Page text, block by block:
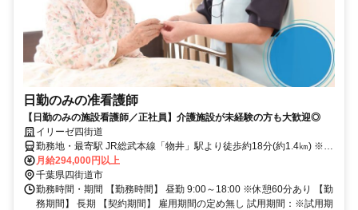
日勤のみの准看護師
【日勤のみの施設看護師／正社員】介護施設が未経験の方も大歓迎◎
イリーゼ四街道
勤務地・最寄駅 JR総武本線「物井」駅より徒歩約18分(約1.4㎞) ※車
通勤OK
月給294,000円以上
千葉県四街道市
勤務時間・期間 【勤務時間】 昼勤 9:00～18:00 ※休憩60分あり 【勤
務期間】 長期 【契約期間】 雇用期間の定め無し 試用期間：※試用期